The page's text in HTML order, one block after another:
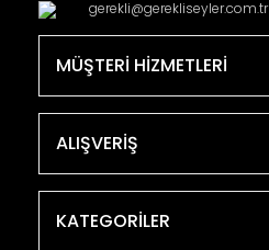
gerekli@gerekliseyler.com.tr
MÜŞTERİ HİZMETLERİ
ALIŞVERİŞ
KATEGORİLER